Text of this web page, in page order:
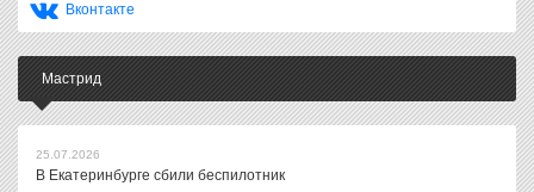
Вконтакте
Мастрид
25.07.2026
В Екатеринбурге сбили беспилотник